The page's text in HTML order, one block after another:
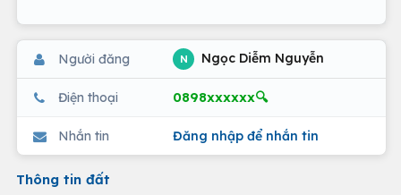
Người đăng N Ngọc Diễm Nguyễn
Điện thoại 0898xxxxxx🔍
Nhắn tin Đăng nhập để nhắn tin
Thông tin đất